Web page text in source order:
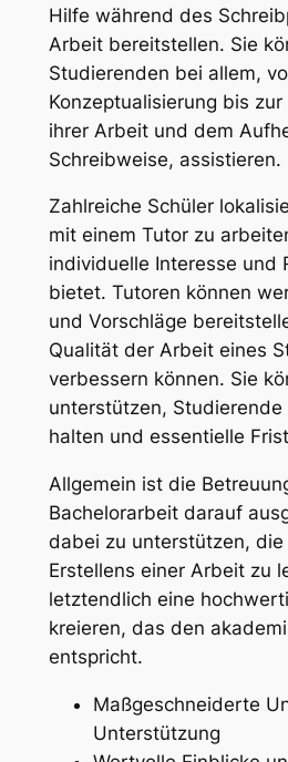
Hilfe während des
Arbeit bereitstellen. Sie
Studierenden bei allem,
Konzeptualisierung bis
ihrer Arbeit und dem
Schreibweise, assistieren.
Zahlreiche Schüler
mit einem Tutor zu
individuelle Interesse und
bietet. Tutoren können
und Vorschläge
Qualität der Arbeit eines
verbessern können. Sie
unterstützen, Studierende
halten und essentielle
Allgemein ist die
Bachelorarbeit darauf
dabei zu unterstützen,
Erstellens einer Arbeit zu
letztendlich eine
kreieren, das den
entspricht.
Maßgeschneiderte
Unterstützung